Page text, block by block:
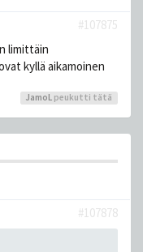
#107875
limittäin
kyllä aikamoinen
JamoL peukutti tätä
#107878